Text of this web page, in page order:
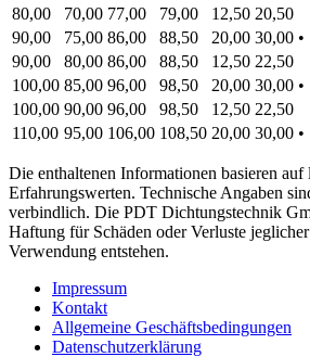
80,00
70,00 77,00 79,00 12,50 20,50
90,00
75,00 86,00 88,50 20,00 30,00 •
90,00
80,00 86,00 88,50 12,50 22,50
100,00 85,00 96,00 98,50 20,00 30,00 •
100,00 90,00 96,00 98,50 12,50 22,50
110,00 95,00 106,00 108,50 20,00 30,00 •
Die enthaltenen Informationen basieren auf
Erfahrungswerten. Technische Angaben
verbindlich. Die PDT Dichtungstechnik
Haftung für Schäden oder Verluste
Verwendung entstehen.
Impressum
Kontakt
Allgemeine Geschäftsbedingungen
Datenschutzerklärung